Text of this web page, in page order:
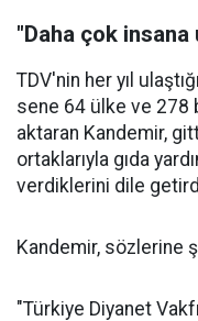
"Daha çok insana
TDV'nin her yıl
sene 64 ülke ve
aktaran Kandemir,
ortaklarıyla gıda
verdiklerini dile
Kandemir, sözlerine
"Türkiye Diyanet